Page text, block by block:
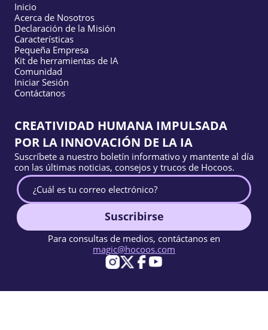
Inicio
Acerca de Nosotros
Declaración de la Misión
Características
Pequeña Empresa
Kit de herramientas de IA
Comunidad
Iniciar Sesión
Contáctanos
CREATIVIDAD HUMANA IMPULSADA
POR LA INNOVACIÓN DE LA IA
Suscríbete a nuestro boletín informativo y mantente al día
con las últimas noticias, consejos y trucos de Hocoos.
Suscribirse
Para consultas de medios, contáctanos en
magic@hocoos.com